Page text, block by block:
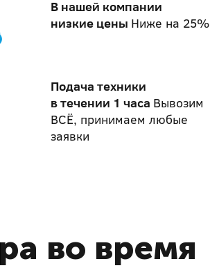
В нашей компании
низкие цены Ниже на 25%
Подача техники
в течении 1 часа Вывозим
ВСЁ, принимаем любые
заявки
во время